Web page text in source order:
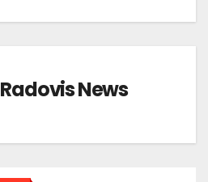
Radovis News